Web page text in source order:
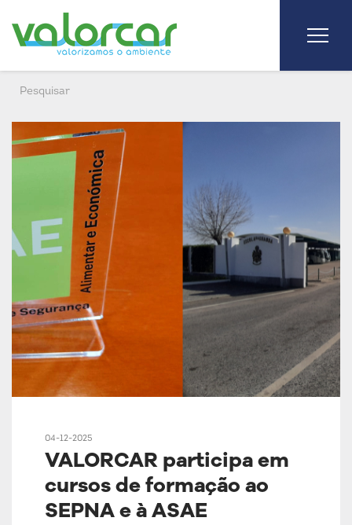
04-12-2025
VALORCAR participa em
cursos de formação ao
SEPNA e à ASAE